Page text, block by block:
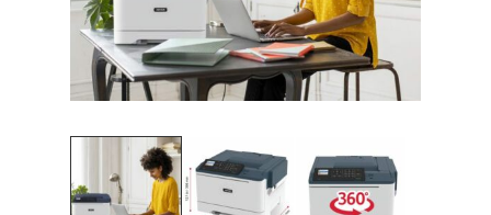
Capture numérisation de documents
RISC Box
Apps
Audit de Sécurité Informatique
Sécurité des Réseaux